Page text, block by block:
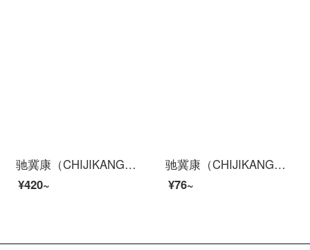
驰冀康（CHIJIKANG）J-910 无线紧急按钮 防水呼叫器按钮 单拍无法使用
¥420~
驰冀康（CHIJIKANG）U12 LED小台灯USB小夜灯便携随身灯充电宝电脑灯键盘灯宿舍户外移动节能灯学生阅读灯
¥76~